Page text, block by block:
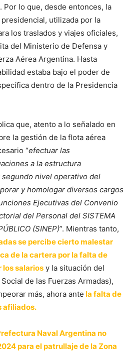
Por lo que, desde entonces, la
utilizada por la
los traslados y viajes oficiales,
del Ministerio de Defensa y
Aérea Argentina. Hasta
estaba bajo el poder de
dentro de la Presidencia
que, atento a lo señalado en
la gestión de la flota aérea
“efectuar las
a la estructura
nivel operativo del
y homologar diversos cargos
Ejecutivas del Convenio
del Personal del SISTEMA
(SINEP)”. Mientras tanto,
se percibe cierto malestar
de la cartera por la falta de
los salarios y la situación del
de las Fuerzas Armadas),
más, ahora ante la falta de
afiliados.
Naval Argentina no
para el patrullaje de la Zona